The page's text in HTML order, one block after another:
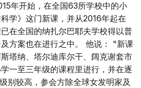
年开始，在全国63所学校中的小
学》这门新课，并从2016年起在
在全国的纳扎尔巴耶夫学校得以普
方案也在进行之中。 他说： "新课
塔纳、塔尔迪库尔干、阔克谢套市
一至三年级的课程里进行，并在逐
别较高，参会方除全球女发明家及